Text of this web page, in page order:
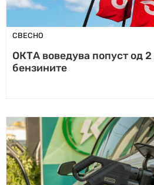
СВЕСНО
ОКТА воведува попуст од 2
бензините